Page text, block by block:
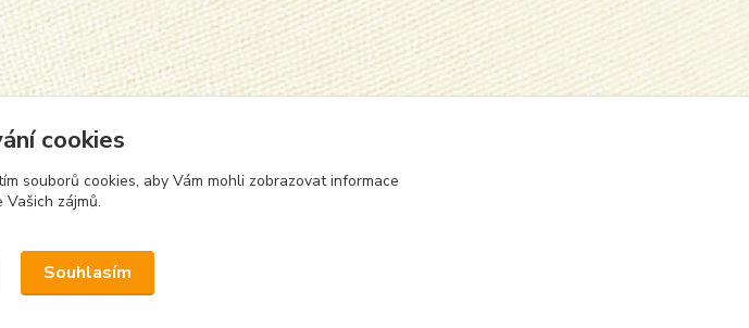
cookies
souborů cookies, aby Vám mohli zobrazovat informace
Vašich zájmů.
Souhlasím